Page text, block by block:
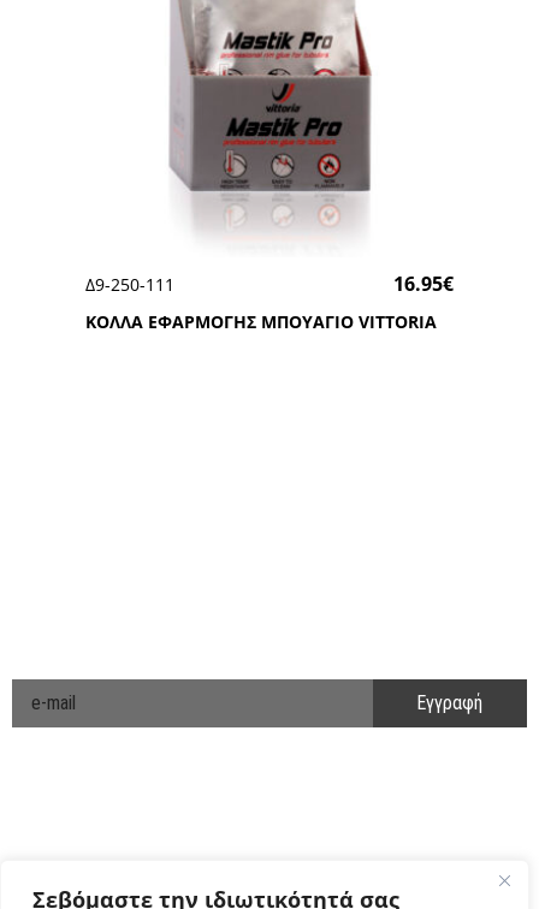
Σεβόμαστε την ιδιωτικότητά σας
ΚΟΛΛΑ ΕΦΑΡΜΟΓΗΣ ΜΠΟΥΑΓΙΟ VΙΤΤΟRΙΑ
Δ9-250-111 16.95€